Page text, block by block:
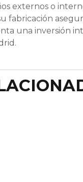
externos o
fabricación
una inversión